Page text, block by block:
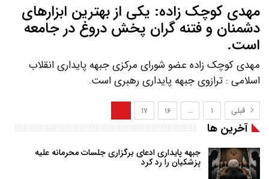
مهدی کوچک زاده: یکی از بهترین ابزارهای
دشمنان و فتنه گران پخش دروغ در جامعه
است.
مهدی کوچک زاده عضو شورای مرکزی جبهه پایداری انقلاب
اسلامی : ترازوی جبهه پایداری رهبری است.
قبلی ۱ … ۱۶ ۱۷
آخرین ها
جبهه پایداری ادعای برگزاری جلسات محرمانه علیه
پزشکیان را رد کرد